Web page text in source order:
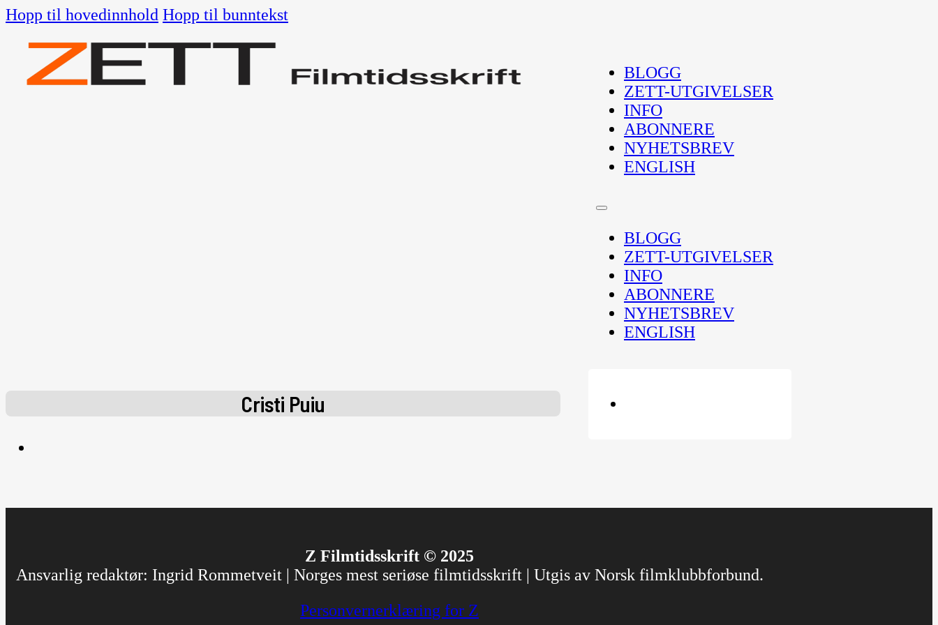
Hopp til hovedinnhold Hopp til bunntekst
BLOGG
ZETT-UTGIVELSER
INFO
ABONNERE
NYHETSBREV
ENGLISH
BLOGG
ZETT-UTGIVELSER
INFO
ABONNERE
NYHETSBREV
ENGLISH
Cristi Puiu
Z Filmtidsskrift © 2025
Ansvarlig redaktør: Ingrid Rommetveit | Norges mest seriøse filmtidsskrift | Utgis av Norsk filmklubbforbund.
Personvernerklæring for Z